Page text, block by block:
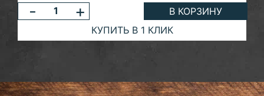
- +
В КОРЗИНУ
КУПИТЬ В 1 КЛИК